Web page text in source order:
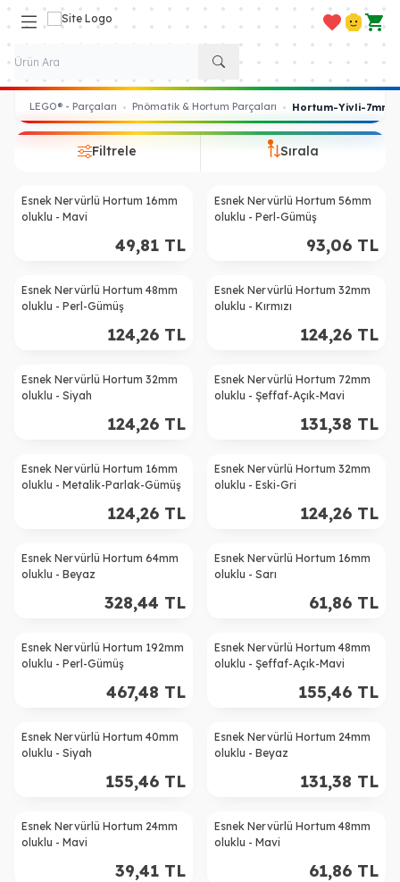
Favorilerim
Hesabım
LEGO® - Parçaları • Pnömatik & Hortum Parçaları • Hortum-Yivli-7mm
Filtrele Sırala
Esnek Nervürlü Hortum 16mm
oluklu - Mavi
49,81 TL
Esnek Nervürlü Hortum 56mm
oluklu - Perl-Gümüş
93,06 TL
Esnek Nervürlü Hortum 48mm
oluklu - Perl-Gümüş
124,26 TL
Esnek Nervürlü Hortum 32mm
oluklu - Kırmızı
124,26 TL
Esnek Nervürlü Hortum 32mm
oluklu - Siyah
124,26 TL
Esnek Nervürlü Hortum 72mm
oluklu - Şeffaf-Açık-Mavi
131,38 TL
Esnek Nervürlü Hortum 16mm
oluklu - Metalik-Parlak-Gümüş
124,26 TL
Esnek Nervürlü Hortum 32mm
oluklu - Eski-Gri
124,26 TL
Esnek Nervürlü Hortum 64mm
oluklu - Beyaz
328,44 TL
Esnek Nervürlü Hortum 16mm
oluklu - Sarı
61,86 TL
Esnek Nervürlü Hortum 192mm
oluklu - Perl-Gümüş
467,48 TL
Esnek Nervürlü Hortum 48mm
oluklu - Şeffaf-Açık-Mavi
155,46 TL
Esnek Nervürlü Hortum 40mm
oluklu - Siyah
155,46 TL
Esnek Nervürlü Hortum 24mm
oluklu - Beyaz
131,38 TL
Esnek Nervürlü Hortum 24mm
oluklu - Mavi
39,41 TL
Esnek Nervürlü Hortum 48mm
oluklu - Mavi
61,86 TL